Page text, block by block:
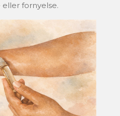
fornyelse.